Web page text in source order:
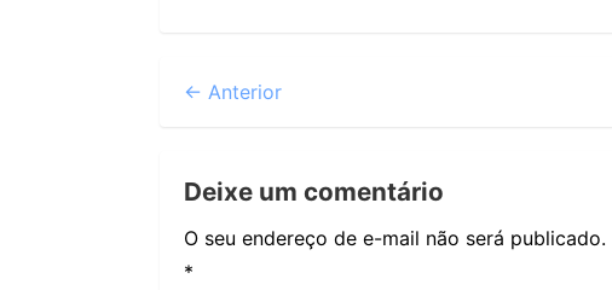
← Anterior
Deixe um comentário
O seu endereço de e-mail não será publicado.
*